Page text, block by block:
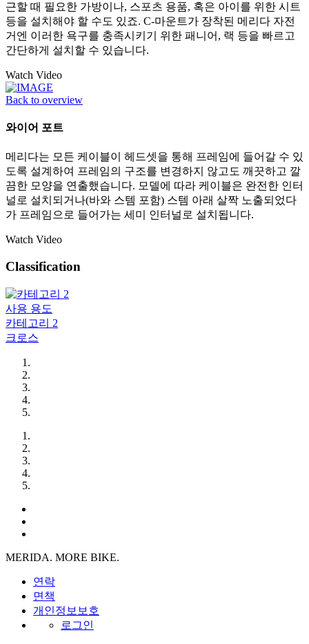
근할 때 필요한 가방이나, 스포츠 용품, 혹은 아이를 위한 시트
등을 설치해야 할 수도 있죠. C-마운트가 장착된 메리다 자전
거엔 이러한 욕구를 충족시키기 위한 패니어, 랙 등을 빠르고
간단하게 설치할 수 있습니다.
Watch Video
Back to overview
와이어 포트
메리다는 모든 케이블이 헤드셋을 통해 프레임에 들어갈 수 있
도록 설계하여 프레임의 구조를 변경하지 않고도 깨끗하고 깔
끔한 모양을 연출했습니다. 모델에 따라 케이블은 완전한 인터
널로 설치되거나(바와 스템 포함) 스템 아래 살짝 노출되었다
가 프레임으로 들어가는 세미 인터널로 설치됩니다.
Watch Video
Classification
사용 용도
카테고리 2
크로스
MERIDA. MORE BIKE.
연락
면책
개인정보보호
로그인